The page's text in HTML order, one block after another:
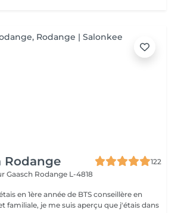
Rodange
122
Gaasch Rodange L-4818
en 1ère année de BTS conseillère en
familiale, je me suis aperçu que j'étais dans